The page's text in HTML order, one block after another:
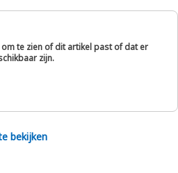
te zien of dit artikel past of dat er
zijn.
bekijken